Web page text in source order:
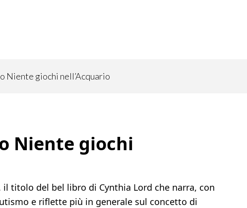
Niente giochi nell’Acquario
Niente giochi
il titolo del bel libro di Cynthia Lord che narra, con
e riflette più in generale sul concetto di